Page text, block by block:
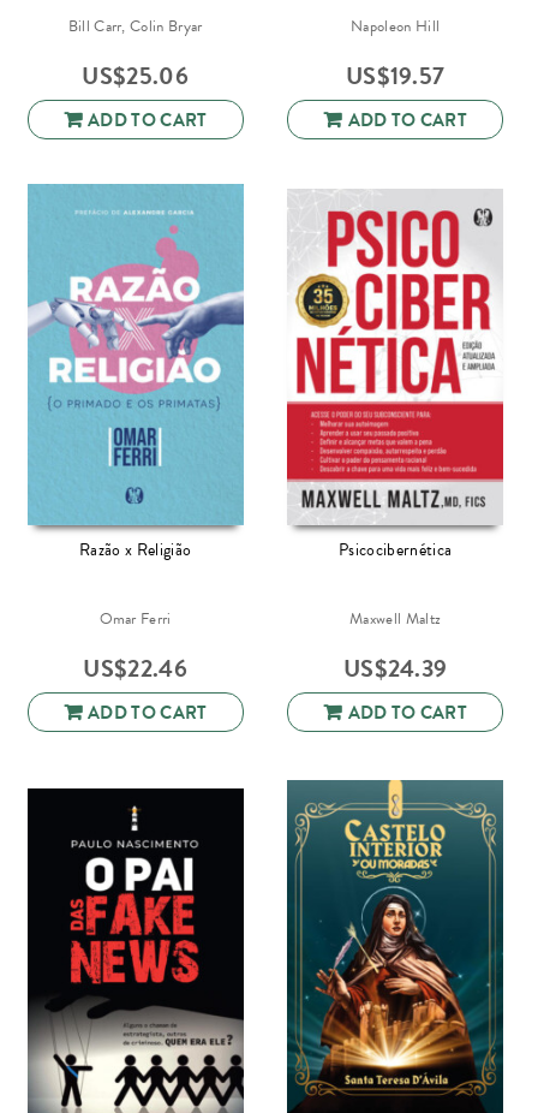
Bill Carr, Colin Bryar
US$25.06
ADD TO CART
Napoleon Hill
US$19.57
ADD TO CART
Razão x Religião
Omar Ferri
US$22.46
ADD TO CART
Psicocibernética
Maxwell Maltz
US$24.39
ADD TO CART